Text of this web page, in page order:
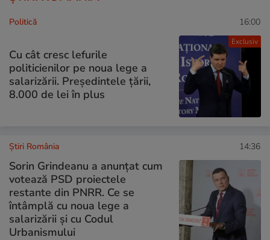
Exclusiv
Politică 16:00
Cu cât cresc lefurile
politicienilor pe noua lege a
salarizării. Președintele țării,
8.000 de lei în plus
Știri România 14:36
Sorin Grindeanu a anunțat cum
votează PSD proiectele
restante din PNRR. Ce se
întâmplă cu noua lege a
salarizării și cu Codul
Urbanismului